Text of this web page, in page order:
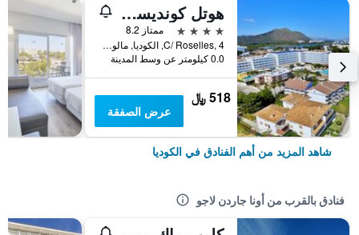
هوتل كونديسا مالوركا
4 نجوم
ممتاز 8.2
C/ Roselles, 4, الكوديا, مالوركا, أسبانيا
0.0 كيلومتر عن وسط المدينة
518 ﷼
عرض الصفقة
شاهد المزيد من أهم الفنادق في الكوديا
فنادق بالقرب من أونا جاردن لاجو